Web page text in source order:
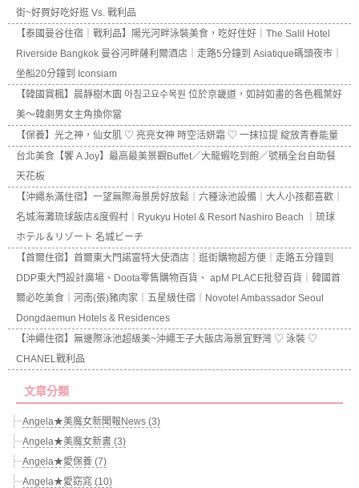
街~好買好吃好逛 Vs. 戰利品
【泰國曼谷住宿｜戰利品】陽光河畔泳裝美食，吃好住好｜The Salil Hotel
Riverside Bangkok 曼谷河畔薩利爾酒店｜走路5分鐘到 Asiatique碼頭夜市｜
坐船20分鐘到 Iconsiam
【韓國賞楓】晨靜樹木園 아침고요수목원 位於京畿道，如詩如畫的各色楓葉好
美～韓劇男女主角換你當
【保養】光之神，仙女肌 ♡ 亮亮女神 時空活妍霜 ♡ 一抹拉提 綻放青春能量
台北美食【饗 A Joy】最高最美景觀Buffet／大龍蝦吃到飽／號稱全台自助餐
天花板
【沖繩糸滿住宿】一望無際海景房好放鬆｜六種泳池設備｜大人小孩都喜歡｜
名城海灘琉球飯店&度假村｜Ryukyu Hotel & Resort Nashiro Beach ｜琉球
ホテル＆リゾート 名城ビーチ
【首爾住宿】首爾東大門諾富特大使酒店｜逛街購物超方便｜走路五分鐘到
DDP東大門設計廣場、Doota零售購物百貨、 apM PLACE批發百貨｜韓國首
爾必吃美食｜河南(張)豬肉家｜五星級住宿｜Novotel Ambassador Seoul
Dongdaemun Hotels & Residences
【沖繩住宿】無邊際泳池超級美~沖繩王子大飯店海景宜野灣 ♡ 泳裝 ♡
CHANEL戰利品
文章分類
Angela★美魔女新聞報News (3)
Angela★美魔女新書 (3)
Angela★愛保養 (7)
Angela★愛窈窕 (10)